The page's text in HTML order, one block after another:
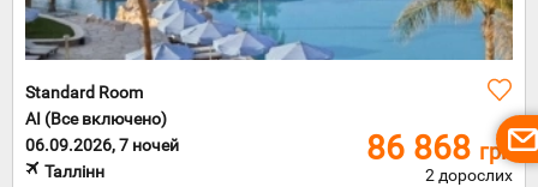
Standard Room
AI (Все включено)
06.09.2026, 7 ночей
Таллінн
86 868 грн
2 дорослих